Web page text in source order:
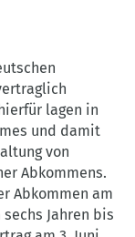
lagen in
und damit
von
Abkommens.
Abkommen am
Jahren bis